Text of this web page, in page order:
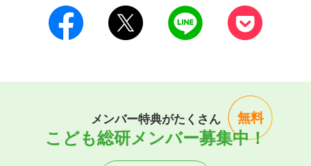
メンバー特典がたくさん
こども総研メンバー募集中！
無料